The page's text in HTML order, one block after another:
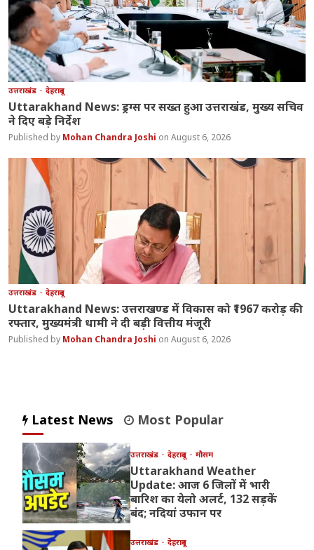
उत्तराखंड देहरादून
Uttarakhand News: ड्रग्स पर सख्त हुआ उत्तराखंड, मुख्य सचिव
ने दिए बड़े निर्देश
Mohan Chandra Joshi August 6, 2026
उत्तराखंड देहरादून
Uttarakhand News: उत्तराखण्ड में विकास को ₹1967 करोड़ की
रफ्तार, मुख्यमंत्री धामी ने दी बड़ी वित्तीय मंजूरी
Mohan Chandra Joshi August 6, 2026
Latest News Most Popular
उत्तराखंड देहरादून मौसम
Uttarakhand Weather
Update: आज 6 जिलों में भारी
बारिश का येलो अलर्ट, 132 सड़कें
बंद; नदियां उफान पर
उत्तराखंड देहरादून